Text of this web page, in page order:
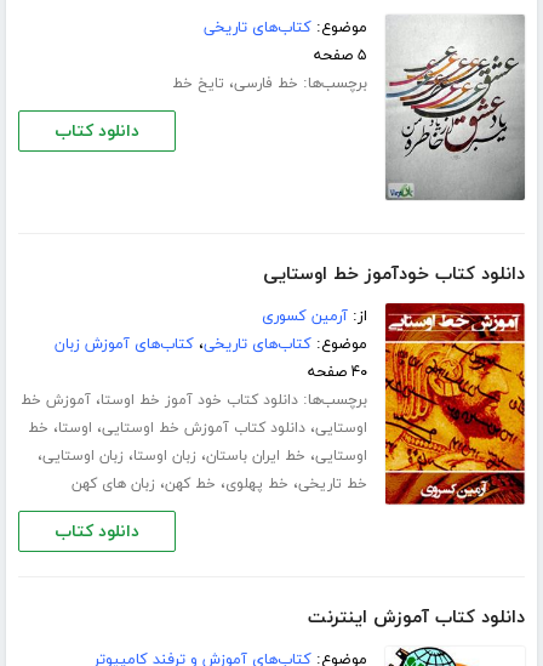
موضوع:کتاب‌های تاریخی
۵ صفحه
برچسب‌ها: خط فارسی، تایخ خط
دانلود کتاب
دانلود کتاب خودآموز خط اوستایی
از:آرمین کسوری
موضوع:کتاب‌های تاریخی،کتاب‌های آموزش زبان
۴۰ صفحه
برچسب‌ها:دانلود کتاب خود آموز خط اوستا،آموزش خط
اوستایی،دانلود کتاب آموزش خط اوستایی، اوستا، خط
اوستایی، خط ایران باستان، زبان اوستا، زبان اوستایی،
خط تاریخی، خط پهلوی، خط کهن، زبان های کهن
دانلود کتاب
دانلود کتاب آموزش اینترنت
موضوع:کتاب‌های آموزش و ترفند کامپیوتر